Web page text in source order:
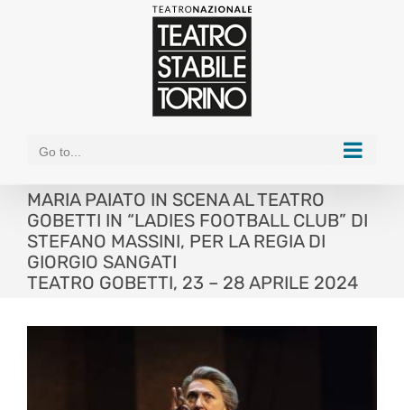
Go to...
MARIA PAIATO IN SCENA AL TEATRO
GOBETTI IN “LADIES FOOTBALL CLUB” DI
STEFANO MASSINI, PER LA REGIA DI
GIORGIO SANGATI
TEATRO GOBETTI, 23 – 28 APRILE 2024